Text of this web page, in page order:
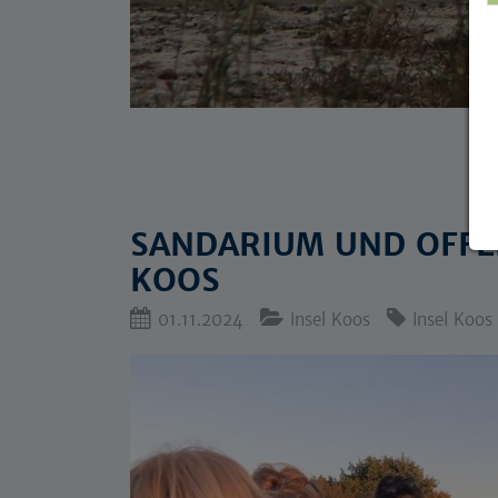
SANDARIUM UND
KOOS
01.11.2024 Insel Koos Insel Koos